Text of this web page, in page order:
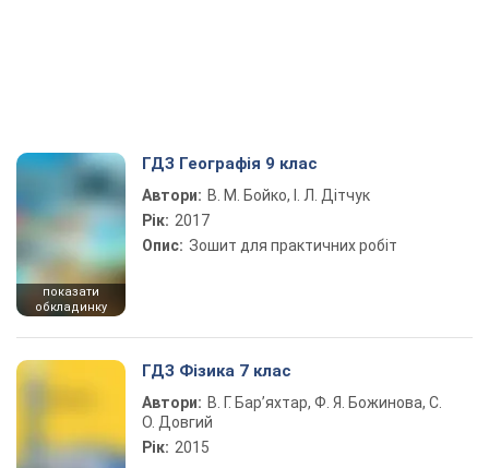
показати
обкладинку
ГДЗ Географія 9 клас
Автори: В. М. Бойко, І. Л. Дітчук
Рік: 2017
Опис: Зошит для практичних робіт
ГДЗ Фізика 7 клас
Автори: В. Г. Бар’яхтар, Ф. Я. Божинова, С.
О. Довгий
Рік: 2015